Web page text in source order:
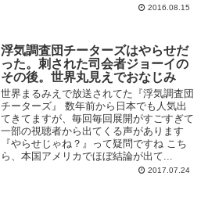
2016.08.15
浮気調査団チーターズはやらせだ
った。刺された司会者ジョーイの
その後。世界丸見えでおなじみ
世界まるみえで放送されてた『浮気調査団
チーターズ』 数年前から日本でも人気出
てきてますが、毎回毎回展開がすごすぎて
一部の視聴者から出てくる声があります
『やらせじゃね？』って疑問ですね こち
ら、本国アメリカでほぼ結論が出て...
2017.07.24